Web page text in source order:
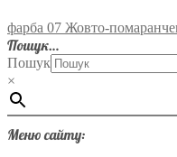
фарба 07 Жовто-
Пошук…
Пошук
×
Меню сайту: